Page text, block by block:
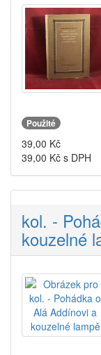
Použité
39,00 Kč
39,00 Kč s DPH
kol. -
kouzelné